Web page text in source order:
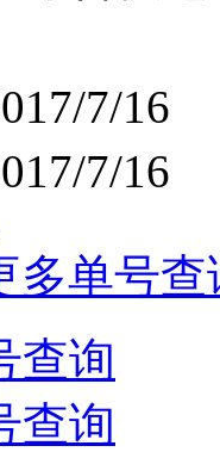
7/16
7/16
多单号查
查询
查询